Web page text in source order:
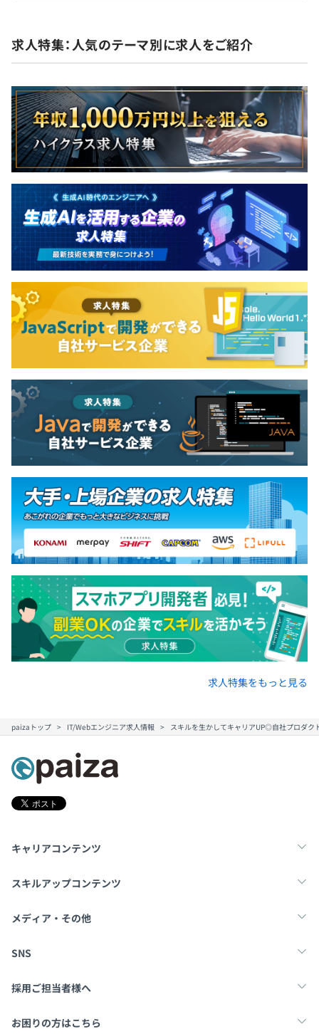
求人特集：人気のテーマ別に求人をご紹介
求人特集をもっと見る
paizaトップ IT/Webエンジニア求人情報 スキルを生かしてキャリアUP◎自社プロダク
キャリアコンテンツ
転職・キャリア
スキルアップコンテンツ
学習
メディア・その他
Tech Team Journal
SNS
X
採用ご担当者様へ
採用・教育をお考えの企業様へ
お困りの方はこちら